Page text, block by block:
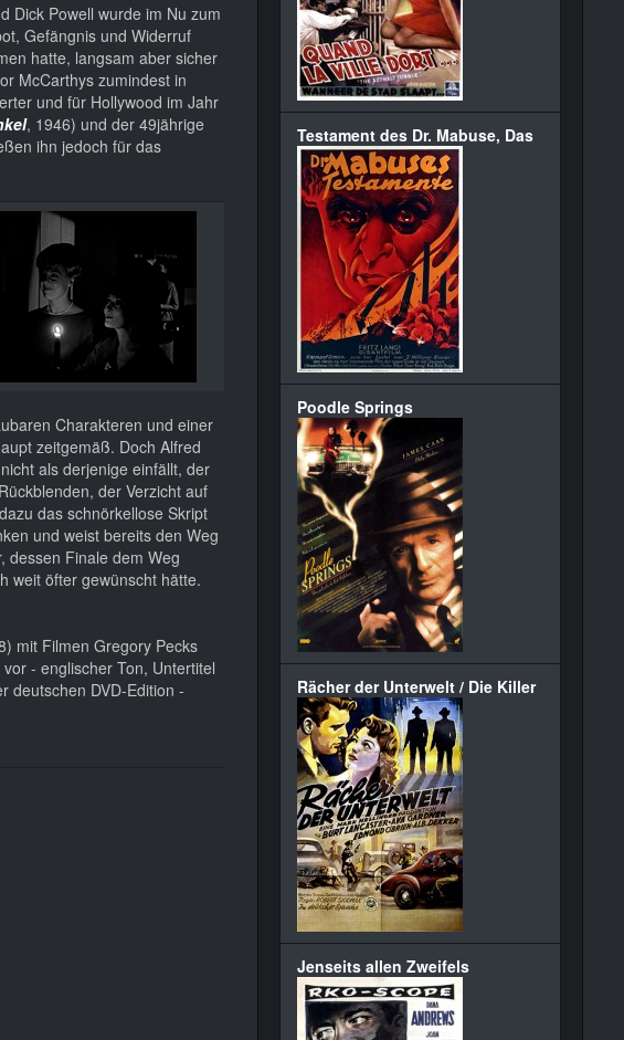
Dick Powell wurde im Nu zum
Gefängnis und Widerruf
hatte, langsam aber sicher
McCarthys zumindest in
und für Hollywood im Jahr
, 1946) und der 49jährige
ihn jedoch für das
Charakteren und einer
zeitgemäß. Doch Alfred
als derjenige einfällt, der
der Verzicht auf
das schnörkellose Skript
und weist bereits den Weg
dessen Finale dem Weg
weit öfter gewünscht hätte.
mit Filmen Gregory Pecks
- englischer Ton, Untertitel
deutschen DVD-Edition -
Testament des Dr. Mabuse, Das
Poodle Springs
Rächer der Unterwelt / Die Killer
Jenseits allen Zweifels